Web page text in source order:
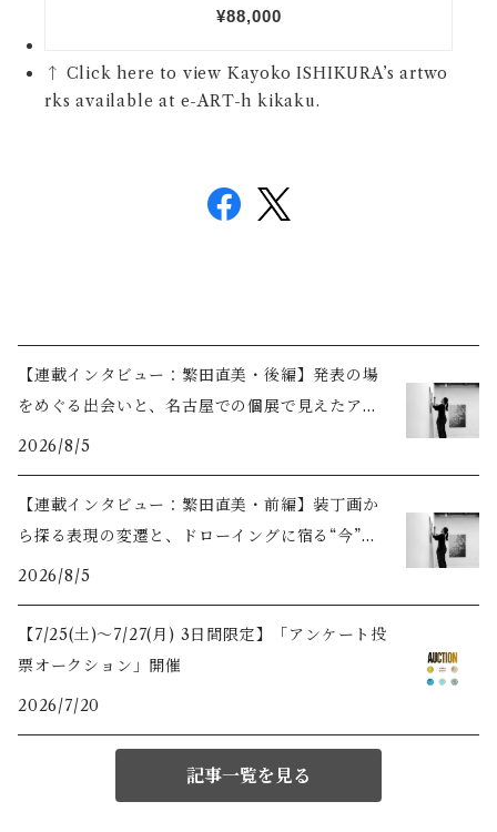
↑ Click here to view Kayoko ISHIKURA’s artwo
rks available at e-ART-h kikaku.
【連載インタビュー：繁田直美・後編】発表の場
をめぐる出会いと、名古屋での個展で見えたアー
トの力
2026/8/5
【連載インタビュー：繁田直美・前編】装丁画か
ら探る表現の変遷と、ドローイングに宿る“今”の
自分
2026/8/5
【7/25(土)〜7/27(月) 3日間限定】「アンケート投
票オークション」開催
2026/7/20
記事一覧を見る